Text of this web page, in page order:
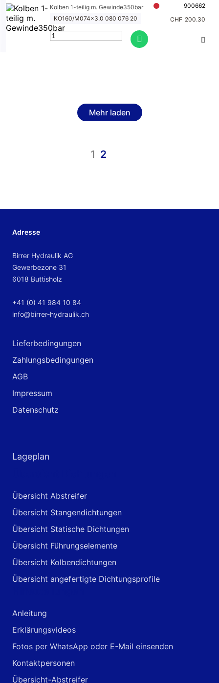
Kolben 1-teilig m. Gewinde350bar
900662
KO160/M074x3.0 080 076 20
CHF 200.30
Mehr laden
1 2
Adresse
Birrer Hydraulik AG
Gewerbezone 31
6018 Buttisholz
+41 (0) 41 984 10 84
info@birrer-hydraulik.ch
Lieferbedingungen
Zahlungsbedingungen
AGB
Impressum
Datenschutz
Lageplan
Übersicht Abstreifer
Übersicht Stangendichtungen
Übersicht Statische Dichtungen
Übersicht Führungselemente
Übersicht Kolbendichtungen
Übersicht angefertigte Dichtungsprofile
Anleitung
Erklärungsvideos
Fotos per WhatsApp oder E-Mail einsenden
Kontaktpersonen
Übersicht-Abstreifer